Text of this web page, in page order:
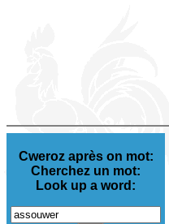
Cweroz après on mot:
Cherchez un mot:
Look up a word: